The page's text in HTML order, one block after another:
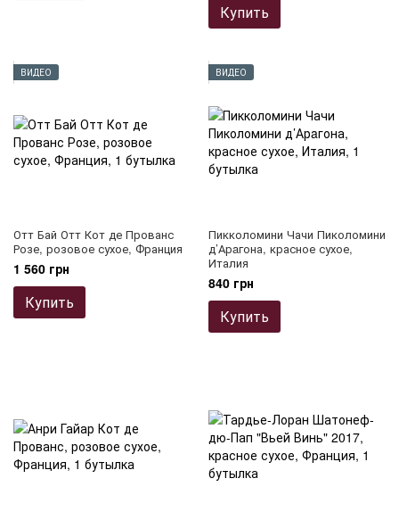
Купить
ВИДЕО
Отт Бай Отт Кот де Прованс
Розе, розовое сухое, Франция
1 560 грн
Купить
ВИДЕО
Пикколомини Чачи Пиколомини
д’Арaгона, красное сухое,
Италия
840 грн
Купить